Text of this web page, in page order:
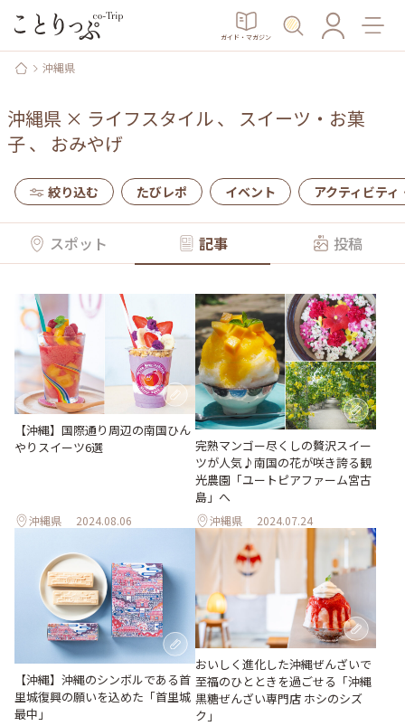
ガイド・マガジン
沖縄県
沖縄県 × ライフスタイル、 スイーツ・お菓
子、 おみやげ
絞り込む たびレポ イベント アクティビティ
スポット 記事 投稿
【沖縄】国際通り周辺の南国ひん
やりスイーツ6選
沖縄県 2024.08.06
完熟マンゴー尽くしの贅沢スイー
ツが人気♪南国の花が咲き誇る観
光農園「ユートピアファーム宮古
島」へ
沖縄県 2024.07.24
【沖縄】沖縄のシンボルである首
里城復興の願いを込めた「首里城
最中」
おいしく進化した沖縄ぜんざいで
至福のひとときを過ごせる「沖縄
黒糖ぜんざい専門店 ホシのシズ
ク」